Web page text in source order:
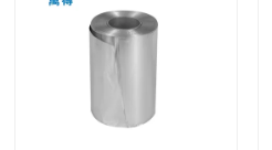
Over ons
Fabriekstocht